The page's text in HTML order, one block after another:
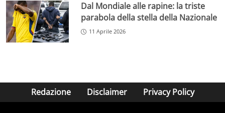
Dal Mondiale alle rapine: la triste
parabola della stella della Nazionale
11 Aprile 2026
Redazione Disclaimer Privacy Policy